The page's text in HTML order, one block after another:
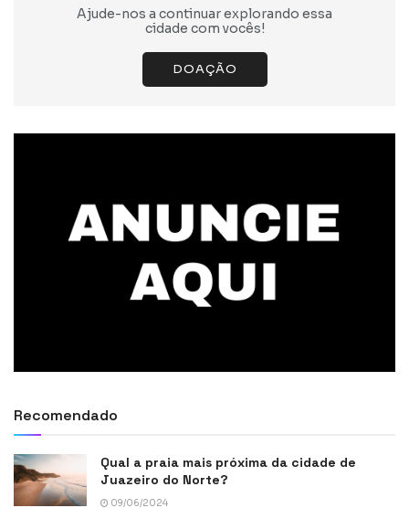
Ajude-nos a continuar explorando essa
cidade com vocês!
DOAÇÃO
Recomendado
Qual a praia mais próxima da cidade de
Juazeiro do Norte?
09/06/2024